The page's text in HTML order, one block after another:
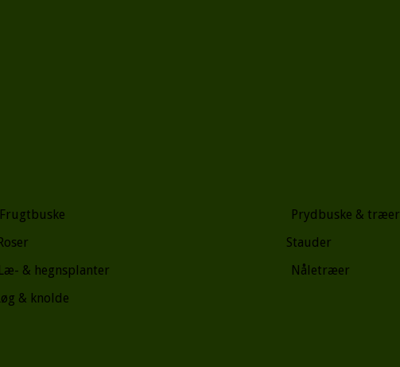
Prydbuske & træer
Stauder
& hegnsplanter Nåletræer